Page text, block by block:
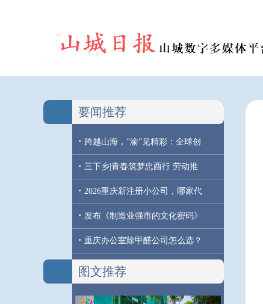
要闻推荐
· 跨越山海，“渝”见精彩：全球创
· 三下乡|青春筑梦忠酉行 劳动推
· 2026重庆新注册小公司，哪家代
· 发布《制造业强市的文化密码》
· 重庆办公室除甲醛公司怎么选？
图文推荐